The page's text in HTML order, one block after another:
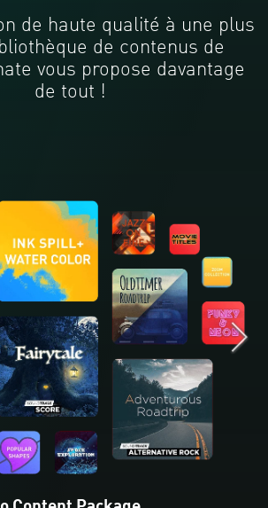
de haute qualité à une plus
de contenus de
vous propose davantage
de tout !